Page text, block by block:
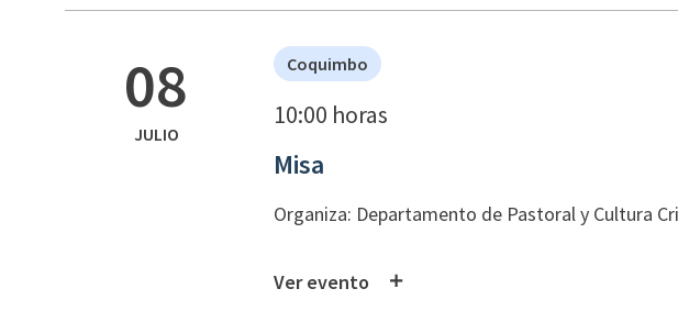
08
JULIO
Coquimbo
10:00 horas
Misa
Organiza: Departamento de Pastoral y Cultura
Ver evento